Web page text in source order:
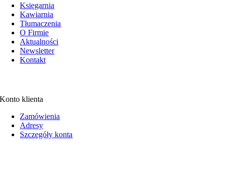
Księgarnia
Kawiarnia
Tłumaczenia
O Firmie
Aktualności
Newsletter
Kontakt
Konto klienta
Zamówienia
Adresy
Szczegóły konta